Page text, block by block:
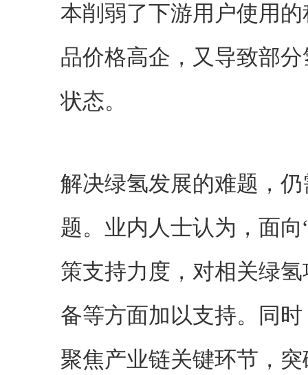
本削弱了下游用户使用
品价格高企，又导致部
状态。
解决绿氢发展的难题，
题。业内人士认为，面
策支持力度，对相关绿
备等方面加以支持。同
聚焦产业链关键环节，